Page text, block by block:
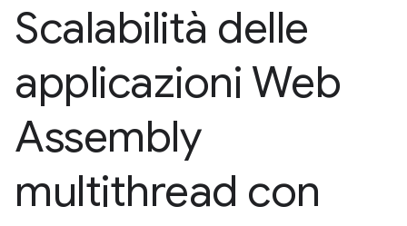
Scalabilità delle
applicazioni Web
Assembly
multithread con